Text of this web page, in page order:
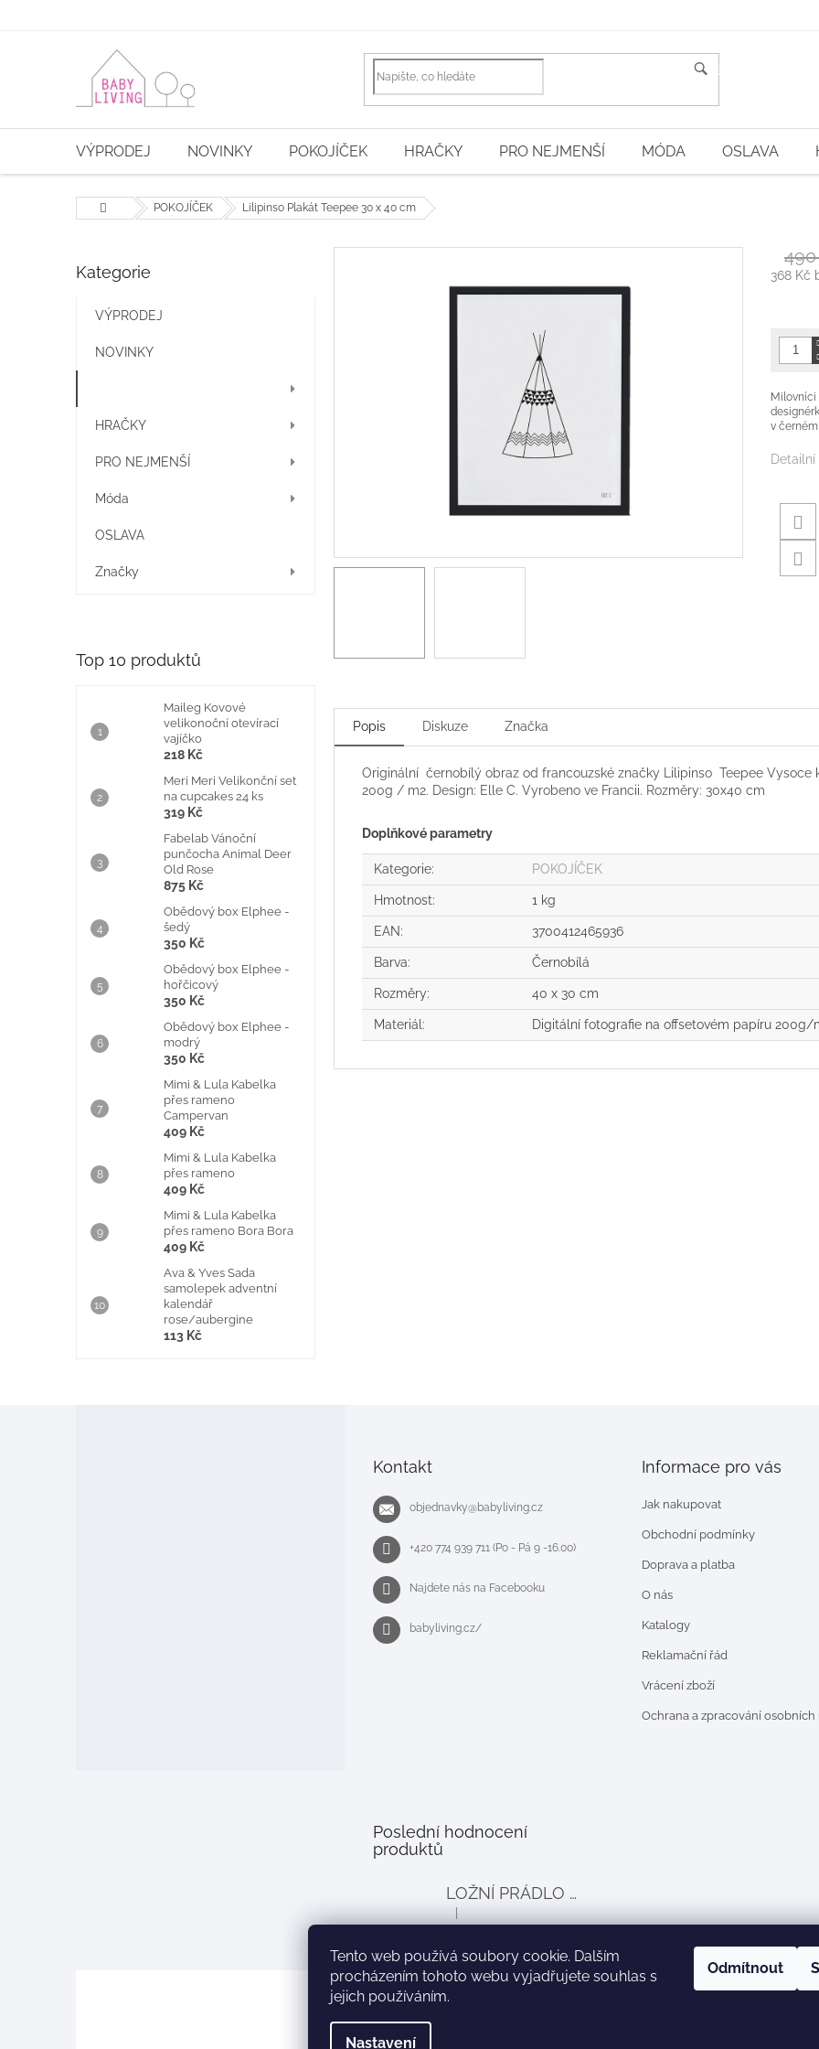
Tento web používá soubory cookie. Dalším
procházením tohoto webu vyjadřujete souhlas s
jejich používáním.
Nastavení
Odmítnout
HLEDAT
VÝPRODEJ NOVINKY POKOJÍČEK HRAČKY PRO NEJMENŠÍ MÓDA OSLAVA
Domů POKOJÍČEK Lilipinso Plakát Teepee 30 x 40 cm
o
n
Přeskočit
Kategorie
VÝPRODEJ
NOVINKY
HRAČKY
PRO NEJMENŠÍ
Móda
OSLAVA
Značky
Top 10 produktů
Maileg Kovové
velikonoční otevírací
vajíčko
218 Kč
Meri Meri Velikonční set
na cupcakes 24 ks
319 Kč
Fabelab Vánoční
punčocha Animal Deer
Old Rose
875 Kč
Obědový box Elphee -
šedý
350 Kč
Obědový box Elphee -
hořčicový
350 Kč
Obědový box Elphee -
modrý
350 Kč
Mimi & Lula Kabelka
přes rameno
Campervan
409 Kč
Mimi & Lula Kabelka
přes rameno
409 Kč
Mimi & Lula Kabelka
přes rameno Bora Bora
409 Kč
Ava & Yves Sada
samolepek adventní
kalendář
rose/aubergine
113 Kč
368 Kč
v
Popis Diskuze Značka
Originální černobílý obraz od francouzské značky Lilipinso Teepee
200g / m2. Design: Elle C. Vyrobeno ve Francii. Rozměry: 30x40 cm
Doplňkové parametry
Kategorie: POKOJÍČEK
Hmotnost: 1 kg
EAN: 3700412465936
Barva: Černobílá
Rozměry: 40 x 30 cm
Materiál : Digitální fotografie na offsetovém papíru 200g/
Kontakt
objednavky@babyliving.cz
+420 774 939 711 (Po - Pá 9 -16.00)
Najdete nás na Facebooku
babyliving.cz/
Informace pro vás
Jak nakupovat
Obchodní podmínky
Doprava a platba
O nás
Katalogy
Reklamační řád
Vrácení zboží
Ochrana a zpracování osobních
Poslední hodnocení
produktů
LOŽNÍ PRÁDLO DO POSTÝLKY PRO PANENKY BALLOON - šedé
Hodnocení produktu je 4 z 5 hvězdiček.
|